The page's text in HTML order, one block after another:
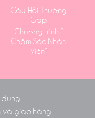
Câu Hỏi Thường
Gặp
Chương trình ”
Chăm Sóc Nhân
Viên”
dụng
và giao hàng